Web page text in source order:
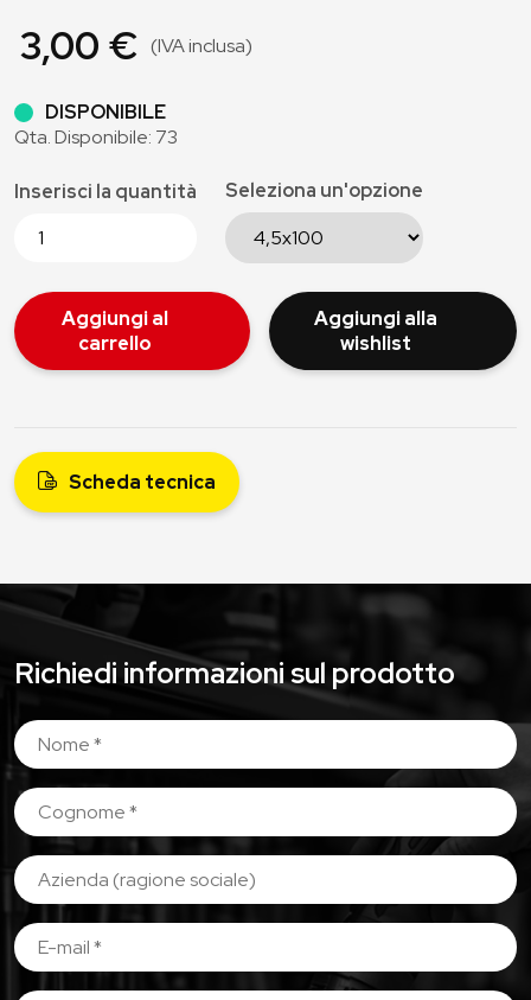
3,00 € (IVA inclusa)
DISPONIBILE
Qta. Disponibile: 73
Inserisci la quantità Seleziona un'opzione
Aggiungi al
carrello
Aggiungi alla
wishlist
Scheda tecnica
Richiedi informazioni sul prodotto